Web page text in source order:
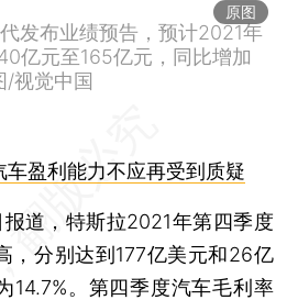
原图
发布业绩预告，预计2021年
亿元至165亿元，同比增加
/视觉中国
车盈利能力不应再受到质疑
道，特斯拉2021年第四季度
，分别达到177亿美元和26亿
14.7%。第四季度汽车毛利率